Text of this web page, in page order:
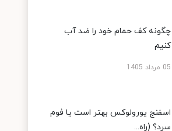
چگونه کف حمام خود را ضد آب
کنیم
05 مرداد 1405
اسفنج یورولوکس بهتر است یا فوم
سرد؟ (راه...